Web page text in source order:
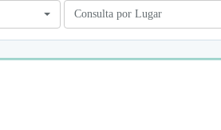
Consulta por Lugar